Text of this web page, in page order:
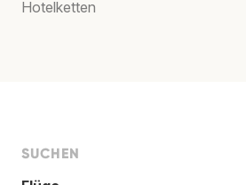
Hotelketten
SUCHEN